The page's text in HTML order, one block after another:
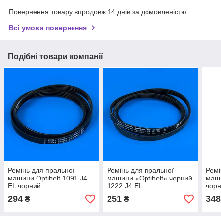
Повернення товару впродовж 14 днів за домовленістю
Всі умови повернення
Подібні товари компанії
Ремінь для пральної
машини Optibelt 1091 J4
EL чорний
294 ₴
Ремінь для пральної
машини «Optibelt» чорний
1222 J4 EL
251₴ 348